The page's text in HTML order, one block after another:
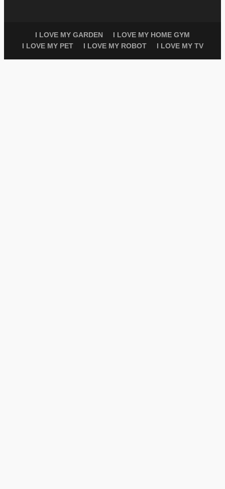
I LOVE MY GARDEN
I LOVE MY HOME GYM
I LOVE MY PET
I LOVE MY ROBOT I LOVE MY TV